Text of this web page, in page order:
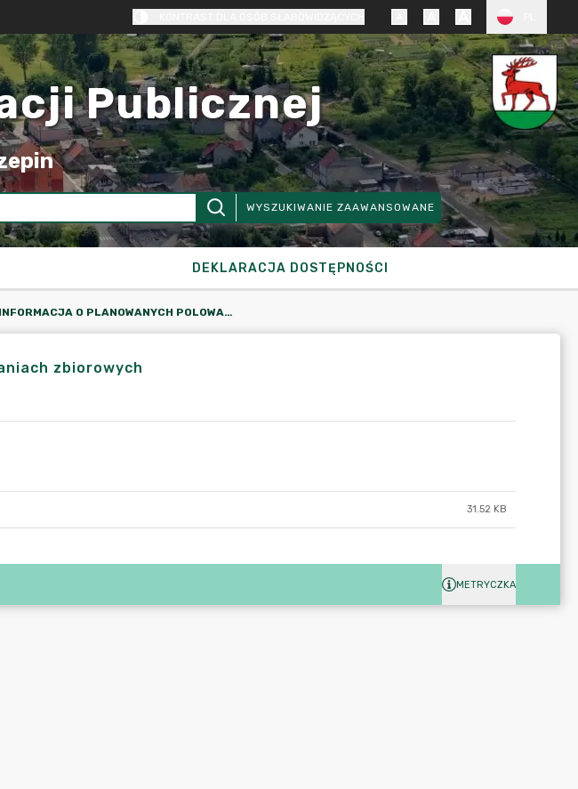
Publicznej
WYSZUKIWANIE ZAAWANSOWANE
DEKLARACJA DOSTĘPNOŚCI
INFORMACJA O PLANOWANYCH POLOWANIACH ZBIOROWYCH
zbiorowych
31.52 KB
METRYCZKA